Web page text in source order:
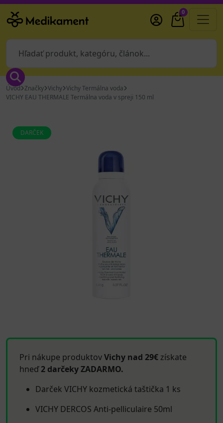
0
Úvod Značky Vichy Vichy Termálna voda
VICHY EAU THERMALE Termálna voda v spreji 150 ml
Pri nákupe produktovVichy nad 29€získate
hneď2 darčeky ZADARMO.
Darček VICHY kozmetická taštička 1 ks
VICHY DERCOS Anti-pelliculaire 50ml
DARČEK